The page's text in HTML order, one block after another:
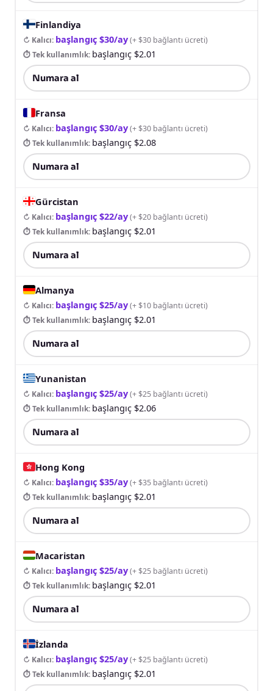
Finlandiya
↻ Kalıcı: başlangıç $30/ay(+ $30 bağlantı ücreti)
⏱ Tek kullanımlık: başlangıç $2.01
Numara al
Fransa
↻ Kalıcı: başlangıç $30/ay(+ $30 bağlantı ücreti)
⏱ Tek kullanımlık: başlangıç $2.08
Numara al
Gürcistan
↻ Kalıcı: başlangıç $22/ay(+ $20 bağlantı ücreti)
⏱ Tek kullanımlık: başlangıç $2.01
Numara al
Almanya
↻ Kalıcı: başlangıç $25/ay(+ $10 bağlantı ücreti)
⏱ Tek kullanımlık: başlangıç $2.01
Numara al
Yunanistan
↻ Kalıcı: başlangıç $25/ay(+ $25 bağlantı ücreti)
⏱ Tek kullanımlık: başlangıç $2.06
Numara al
Hong Kong
↻ Kalıcı: başlangıç $35/ay(+ $35 bağlantı ücreti)
⏱ Tek kullanımlık: başlangıç $2.01
Numara al
Macaristan
↻ Kalıcı: başlangıç $25/ay(+ $25 bağlantı ücreti)
⏱ Tek kullanımlık: başlangıç $2.01
Numara al
İzlanda
↻ Kalıcı: başlangıç $25/ay(+ $25 bağlantı ücreti)
⏱ Tek kullanımlık: başlangıç $2.01